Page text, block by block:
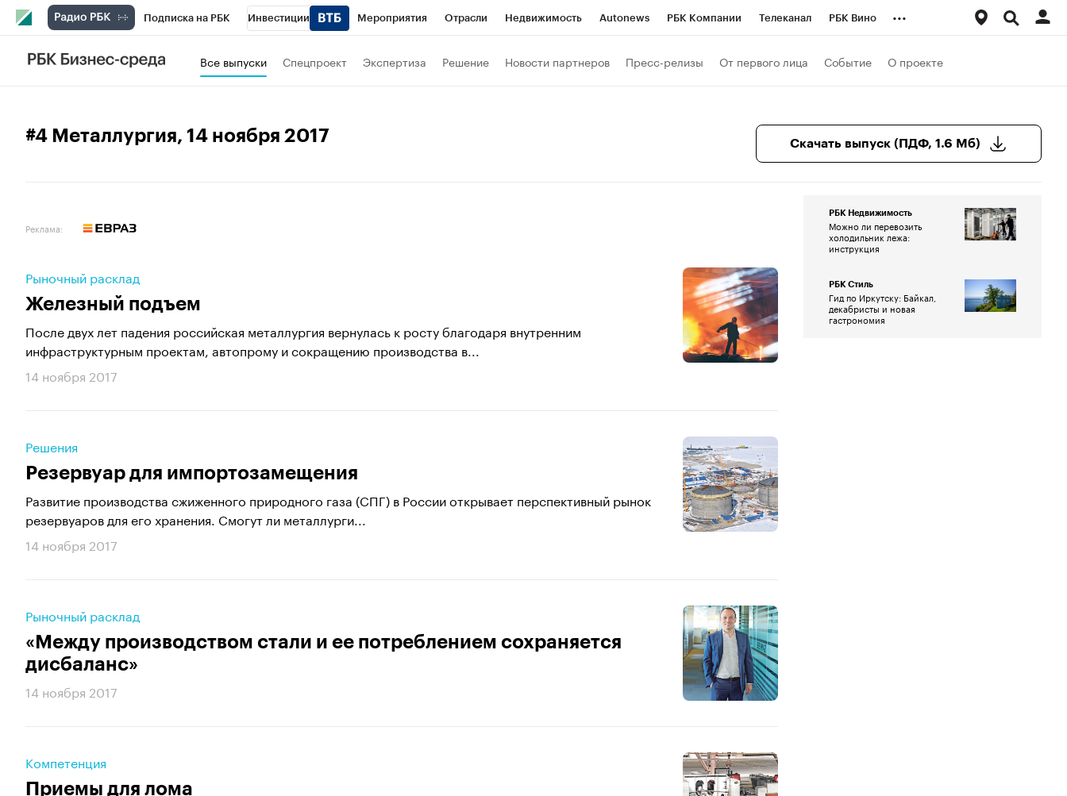
Подписка на РБК Инвестиции Мероприятия Отрасли Недвижимость Autonews РБК Компании Телеканал РБК Вино
Спорт
Бизнес
...
Все выпуски Спецпроект Экспертиза Решение Новости партнеров Пресс-релизы От первого лица Событие О проекте
#4 Металлургия, 14 ноября 2017 Скачать выпуск (ПДФ, 1.6 Мб)
Реклама:
Рыночный расклад
Железный подъем
После двух лет падения российская металлургия вернулась к росту благодаря внутренним
инфраструктурным проектам, автопрому и сокращению производства в...
14 ноября 2017
Решения
Резервуар для импортозамещения
Развитие производства сжиженного природного газа (СПГ) в России открывает перспективный рынок
резервуаров для его хранения. Смогут ли металлурги...
14 ноября 2017
Рыночный расклад
«Между производством стали и ее потреблением сохраняется
дисбаланс»
14 ноября 2017
Компетенция
Приемы для лома
РБК Недвижимость
Можно ли перевозить
холодильник лежа:
инструкция
РБК Стиль
Гид по Иркутску: Байкал,
декабристы и новая
гастрономия